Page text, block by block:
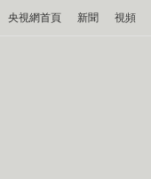
央視網首頁 新聞 視頻